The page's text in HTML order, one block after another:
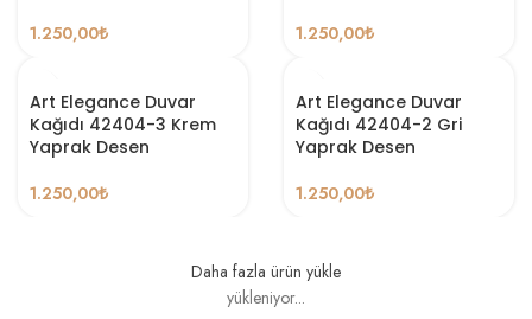
1.250,00₺
1.250,00₺
Art Elegance Duvar
Kağıdı 42404-3 Krem
Yaprak Desen
1.250,00₺
Art Elegance Duvar
Kağıdı 42404-2 Gri
Yaprak Desen
1.250,00₺
Daha fazla ürün yükle
yükleniyor...